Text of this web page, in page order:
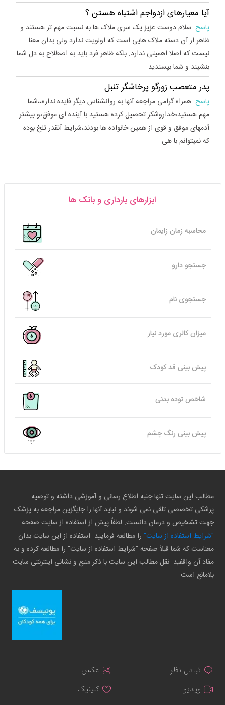
آیا معیارهای ازدواجم اشتباه هستن ؟
پاسخ سلام دوست عزیز یک سری ملاک ها به نسبت مهم تر هستند و
ظاهر از آن دسته ملاک هایی است که اولویت ندارد ولی بدان معنا
نیست که اصلا اهمیتی ندارد. بلکه ظاهر فرد باید به اصطلاح به دل شما
بنشیند و شما بپسندید...
پدر متعصب زورگو پرخاشگر تنبل
پاسخ همراه گرامی مراجعه آنها به روانشناس دیگر فایده نداره،،شما
مهم هستید،خداروشکر تحصیل کرده هستید با آینده ای موفق،و بیشتر
آدمهای موفق و قوی از همین خانواده ها بودند،شرایط آنقدر تلخ بوده
که نمیتوانم با هی...
ابزارهای بارداری و بانک ها
محاسبه زمان زایمان
جستجو دارو
جستجوی نام
میزان کالری مورد نیاز
پیش بینی قد کودک
شاخص توده بدنی
پیش بینی رنگ چشم
مطالب این سایت تنها جنبه اطلاع رسانی و آموزشی داشته و توصیه
پزشکی تخصصی تلقی نمی شوند و نباید آنها را جایگزین مراجعه به پزشک
جهت تشخیص و درمان دانست. لطفاً پیش از استفاده از سایت صفحه
"شرایط استفاده از سایت" را مطالعه فرمایید. استفاده از این سایت بدان
معناست که شما قبلاً صفحه "شرایط استفاده از سایت" را مطالعه کرده و به
مفاد آن واقفید. نقل مطالب این سایت با ذکر منبع و نشانی اینترنتی سایت
بلامانع است
تبادل نظر
عکس
ویدیو
کلینیک